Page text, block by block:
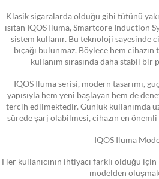
Klasik sigaralarda olduğu gibi tütünü
ısıtan IQOS Iluma, Smartcore Induction
sistem kullanır. Bu teknoloji sayesinde
bıçağı bulunmaz. Böylece hem
kullanım sırasında daha stabil
IQOS Iluma serisi, modern tasarımı,
yapısıyla hem yeni başlayan hem de
tercih edilmektedir. Günlük kullanımda
sürede şarj olabilmesi, cihazın en önemli
IQOS Iluma
Her kullanıcının ihtiyacı farklı olduğu
modelden